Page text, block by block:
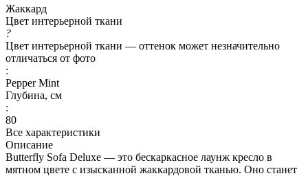
Жаккард
Цвет интерьерной ткани
?
Цвет интерьерной ткани — оттенок может незначительно
отличаться от фото
:
Pepper Mint
Глубина, см
:
80
Все характеристики
Описание
Butterfly Sofa Deluxe — это бескаркасное лаунж кресло в
мятном цвете с изысканной жаккардовой тканью. Оно станет